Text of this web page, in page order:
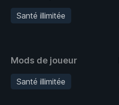
Santé illimitée
Mods de joueur
Santé illimitée